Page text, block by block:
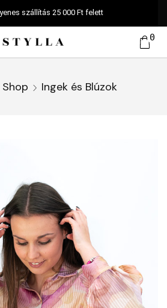
szállítás 25 000 Ft felett
0
Shop Ingek és Blúzok